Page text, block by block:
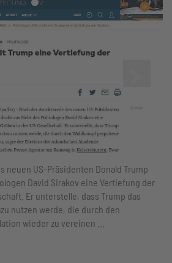
neuen US-Präsidenten Donald Trump
David Sirakov eine Vertiefung der
Er unterstelle, dass Trump das
nutzen werde, die durch den
wieder zu vereinen ...